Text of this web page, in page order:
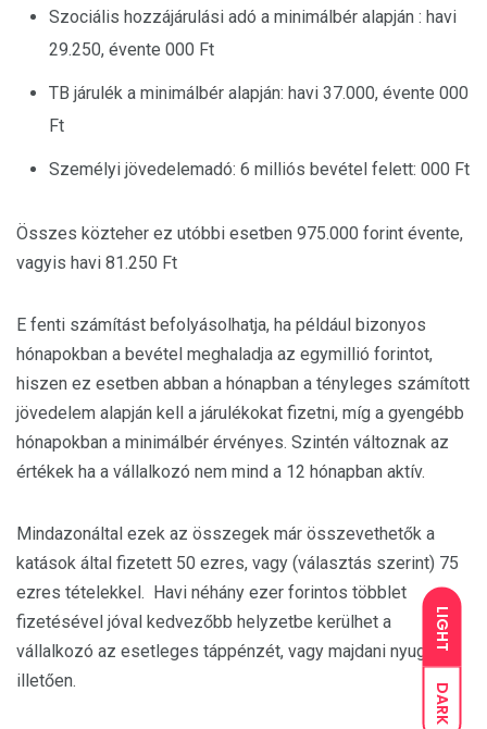
LIGHT
DARK
Szociális hozzájárulási adó a minimálbér alapján : havi
29.250, évente 000 Ft
TB járulék a minimálbér alapján: havi 37.000, évente 000
Ft
Személyi jövedelemadó: 6 milliós bevétel felett: 000 Ft
Összes közteher ez utóbbi esetben 975.000 forint évente,
vagyis havi 81.250 Ft
E fenti számítást befolyásolhatja, ha például bizonyos
hónapokban a bevétel meghaladja az egymillió forintot,
hiszen ez esetben abban a hónapban a tényleges számított
jövedelem alapján kell a járulékokat fizetni, míg a gyengébb
hónapokban a minimálbér érvényes. Szintén változnak az
értékek ha a vállalkozó nem mind a 12 hónapban aktív.
Mindazonáltal ezek az összegek már összevethetők a
katások által fizetett 50 ezres, vagy (választás szerint) 75
ezres tételekkel. Havi néhány ezer forintos többlet
fizetésével jóval kedvezőbb helyzetbe kerülhet a
vállalkozó az esetleges táppénzét, vagy majdani nyugdíját
illetően.